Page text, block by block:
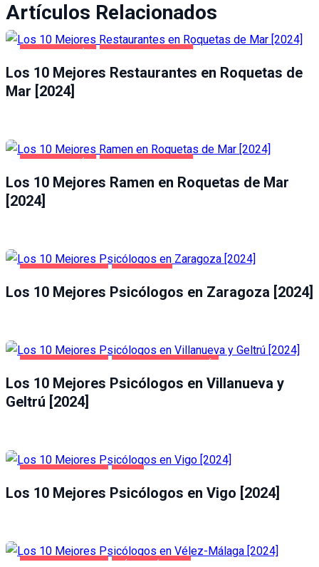
Artículos Relacionados
Los 10 Mejores Restaurantes en Roquetas de
Mar [2024]
Los 10 Mejores Ramen en Roquetas de Mar
[2024]
Los 10 Mejores Psicólogos en Zaragoza [2024]
Los 10 Mejores Psicólogos en Villanueva y
Geltrú [2024]
Los 10 Mejores Psicólogos en Vigo [2024]